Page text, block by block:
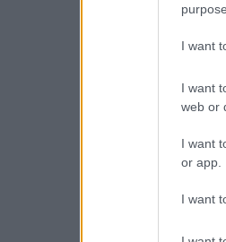
I want
I want
web or
I want
or app.
I want